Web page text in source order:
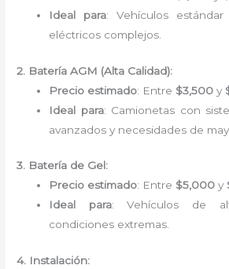
Ideal para: Vehículos
eléctricos complejos.
2. Batería AGM (Alta Calidad):
Precio estimado: Entre $3,500 y
Ideal para: Camionetas con
avanzados y necesidades de
3. Batería de Gel:
Precio estimado: Entre $5,000 y
Ideal para: Vehículos de
condiciones extremas.
4. Instalación: